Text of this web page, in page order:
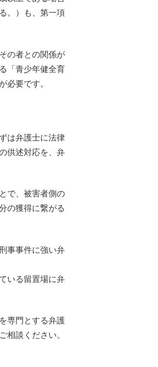
。）も、第一項
の者との関係が
「青少年健全育
要です。
は弁護士に法律
供述対応を、弁
で、被害者側の
の獲得に繋がる
事事件に強い弁
いる留置場に弁
専門とする弁護
談ください。